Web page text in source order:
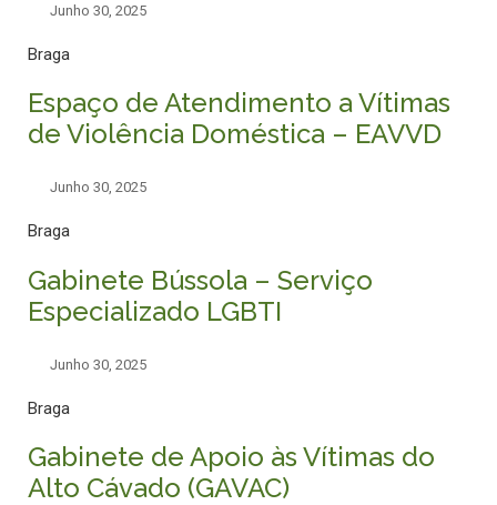
Junho 30, 2025
Braga
Espaço de Atendimento a Vítimas
de Violência Doméstica – EAVVD
Junho 30, 2025
Braga
Gabinete Bússola – Serviço
Especializado LGBTI
Junho 30, 2025
Braga
Gabinete de Apoio às Vítimas do
Alto Cávado (GAVAC)